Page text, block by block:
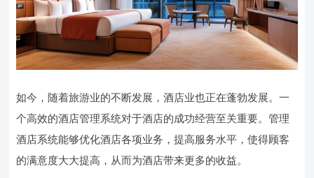
如今，随着旅游业的不断发展，酒店业也正在蓬勃发展。一
个高效的酒店管理系统对于酒店的成功经营至关重要。管理
酒店系统能够优化酒店各项业务，提高服务水平，使得顾客
的满意度大大提高，从而为酒店带来更多的收益。